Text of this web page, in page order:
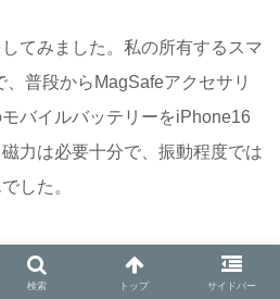
てみました。私の所有するスマ
普段からMagSafeアクセサリ
バイルバッテリーをiPhone16
力は必要十分で、振動程度では
した。
かさばり感のなさ」 です。多く
検索 トップ サイドバー